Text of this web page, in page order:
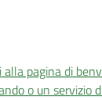
alla pagina di
o un servizio